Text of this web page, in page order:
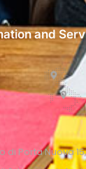
and
di Porta Nuova